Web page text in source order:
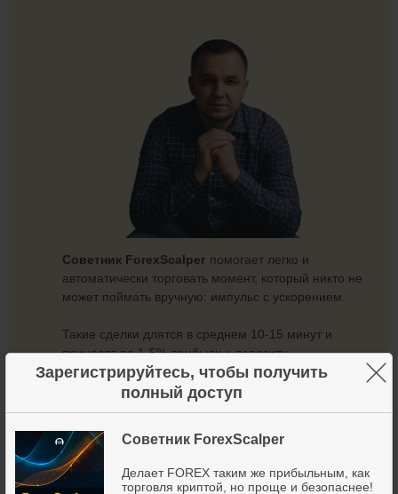
Зарегистрируйтесь, чтобы получить
полный доступ
Советник ForexScalper
Делает FOREX таким же прибыльным, как
торговля криптой, но проще и безопаснее!
×
Советник ForexScalper помогает легко и
автоматически торговать момент, который никто не
может поймать вручную: импульс с ускорением.
Такие сделки длятся в среднем 10-15 минут и
приносят по 1-5% прибыли к депозиту.
Мой личный пример:8 «иксов» за
Всё это — намного проще крипты
форекс-дилеров, которые сами рассчитывают и
уплачивают налоги на прибыль. И без проблем с
вводом/выводом средств...